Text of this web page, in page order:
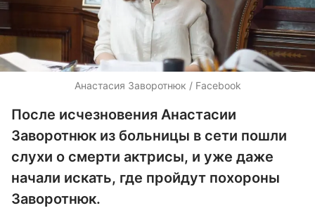
Анастасия Заворотнюк / Facebook
После исчезновения Анастасии
Заворотнюк из больницы в сети пошли
слухи о смерти актрисы, и уже даже
начали искать, где пройдут похороны
Заворотнюк.